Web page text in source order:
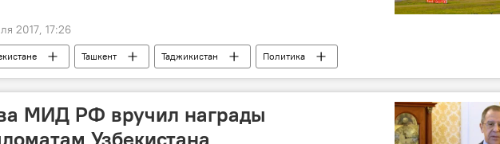
2017, 17:26
Ташкент Таджикистан Политика
МИД РФ вручил награды